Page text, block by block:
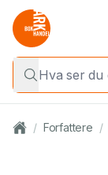
/ Forfattere /